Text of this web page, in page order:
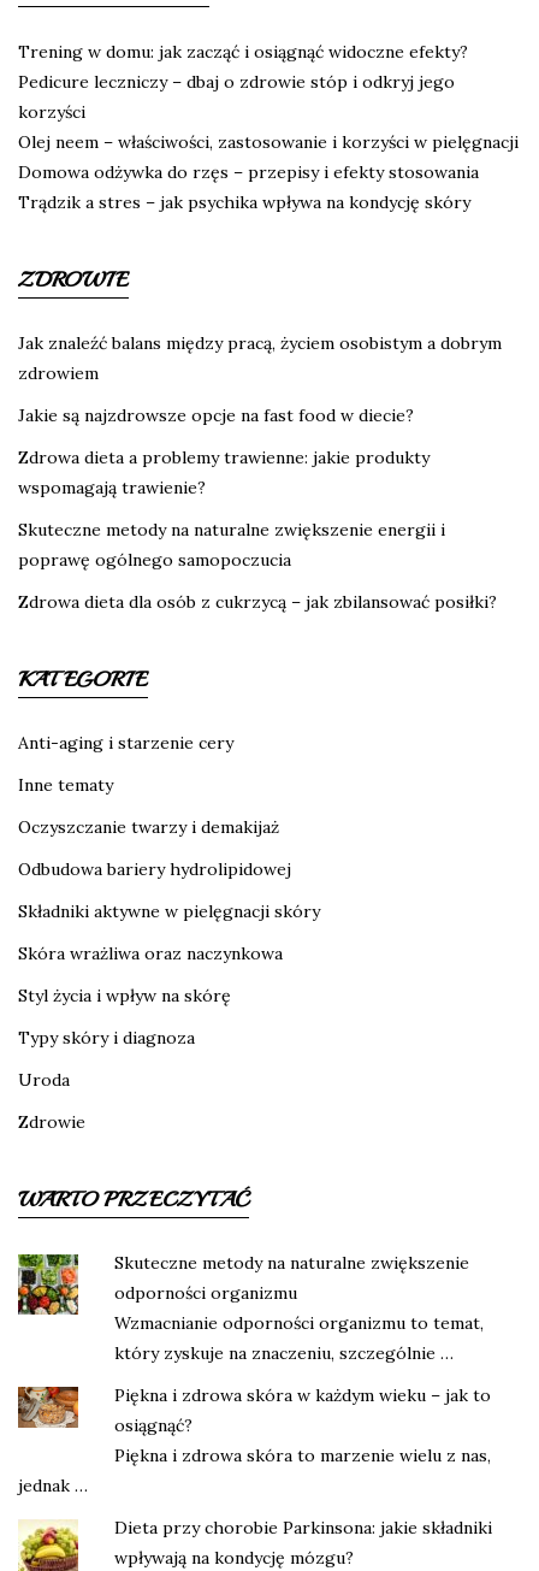
Trening w domu: jak zacząć i osiągnąć widoczne efekty?
Pedicure leczniczy – dbaj o zdrowie stóp i odkryj jego
korzyści
Olej neem – właściwości, zastosowanie i korzyści w pielęgnacji
Domowa odżywka do rzęs – przepisy i efekty stosowania
Trądzik a stres – jak psychika wpływa na kondycję skóry
ZDROWIE
Jak znaleźć balans między pracą, życiem osobistym a dobrym
zdrowiem
Jakie są najzdrowsze opcje na fast food w diecie?
Zdrowa dieta a problemy trawienne: jakie produkty
wspomagają trawienie?
Skuteczne metody na naturalne zwiększenie energii i
poprawę ogólnego samopoczucia
Zdrowa dieta dla osób z cukrzycą – jak zbilansować posiłki?
KATEGORIE
Anti-aging i starzenie cery
Inne tematy
Oczyszczanie twarzy i demakijaż
Odbudowa bariery hydrolipidowej
Składniki aktywne w pielęgnacji skóry
Skóra wrażliwa oraz naczynkowa
Styl życia i wpływ na skórę
Typy skóry i diagnoza
Uroda
Zdrowie
WARTO PRZECZYTAĆ
Skuteczne metody na naturalne zwiększenie
odporności organizmu
Wzmacnianie odporności organizmu to temat,
który zyskuje na znaczeniu, szczególnie …
Piękna i zdrowa skóra w każdym wieku – jak to
osiągnąć?
Piękna i zdrowa skóra to marzenie wielu z nas,
jednak …
Dieta przy chorobie Parkinsona: jakie składniki
wpływają na kondycję mózgu?